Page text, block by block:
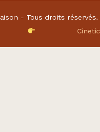
- Tous droits réservés.
Cinetic